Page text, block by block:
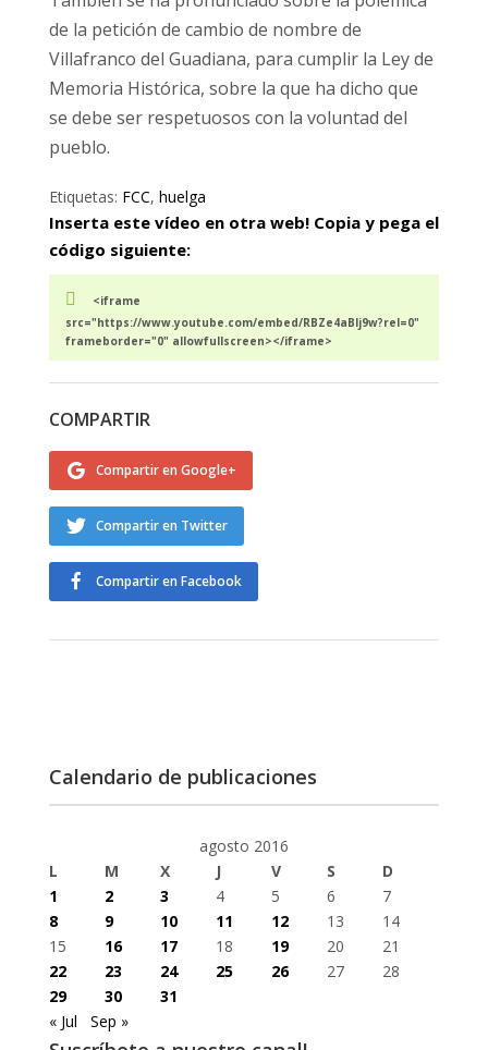
de la petición de cambio de nombre de
Villafranco del Guadiana, para cumplir la Ley de
Memoria Histórica, sobre la que ha dicho que
se debe ser respetuosos con la voluntad del
pueblo.
Etiquetas: FCC, huelga
Inserta este vídeo en otra web! Copia y pega el
código siguiente:
<iframe
src="https://www.youtube.com/embed/RBZe4aBlj9w?rel=0"
frameborder="0" allowfullscreen></iframe>
COMPARTIR
Compartir en Google+
Compartir en Twitter
Compartir en Facebook
Calendario de publicaciones
agosto 2016
L
M X J V S
D
1
2 3 4 5 6
7
8
9 10 11 12 13
14
15
16 17 18 19 20
21
22
23 24 25 26 27
28
29
30
31
« Jul
Sep »